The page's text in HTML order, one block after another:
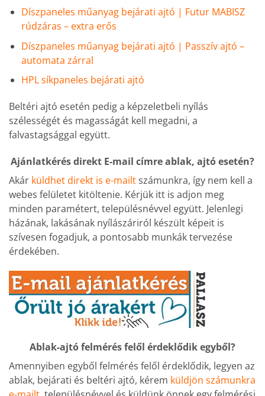
Díszpaneles műanyag bejárati ajtó | Futur MABISZ
rúdzáras – extra erős
Díszpaneles műanyag bejárati ajtó | Passzív ajtó –
automata zárral
HPL síkpaneles bejárati ajtó
Beltéri ajtó esetén pedig a képzeletbeli nyílás
szélességét és magasságát kell megadni, a
falvastagsággal együtt.
Ajánlatkérés direkt E-mail címre ablak, ajtó esetén?
Akár küldhet direkt is e-mailtszámunkra, így nem kell a
webes felületet kitöltenie. Kérjük itt is adjon meg
minden paramétert, településnévvel együtt. Jelenlegi
házának, lakásának nyílászáriról készült képeit is
szívesen fogadjuk, a pontosabb munkák tervezése
érdekében.
Ablak-ajtó felmérés felől érdeklődik egyből?
Amennyiben egyből felmérés felől érdeklődik, legyen az
ablak, bejárati és beltéri ajtó, kérem küldjön számunkra